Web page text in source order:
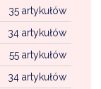
35 artykułów
34 artykułów
55 artykułów
34 artykułów